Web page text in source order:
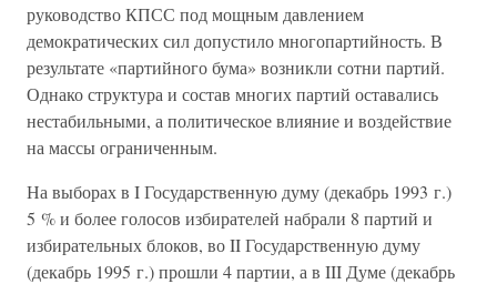
руководство КПСС под мощным давлением
демократических сил допустило многопартийность. В
результате «партийного бума» возникли сотни партий.
Однако структура и состав многих партий оставались
нестабильными, а политическое влияние и воздействие
на массы ограниченным.
На выборах в I Государственную думу (декабрь 1993 г.)
5 % и более голосов избирателей набрали 8 партий и
избирательных блоков, во II Государственную думу
(декабрь 1995 г.) прошли 4 партии, а в III Думе (декабрь